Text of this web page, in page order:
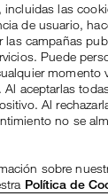
las
de usuario,
las campañas
Puede
momento
aceptarlas
Al
no se
sobre
Política de